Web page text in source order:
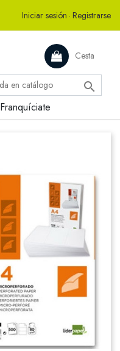
Iniciar sesión · Registrarse
Cesta

Franquíciate